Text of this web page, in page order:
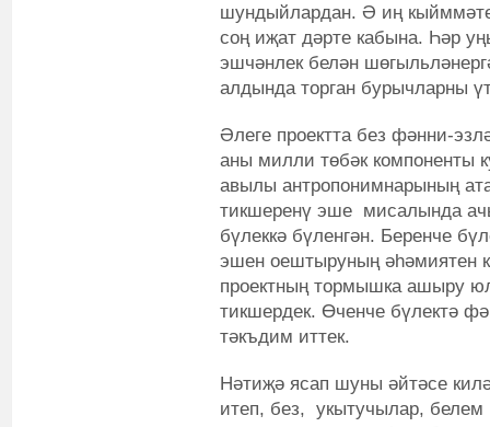
шундыйлардан. Ә иң кыйммәте
соң иҗат дәрте кабына. Һәр
эшчәнлек белән
алдында торган бурычларны
Әлеге проектта без фәнни-
аны милли төбәк компоненты
авылы антропонимнарының
тикшеренү эше мисалында
бүлеккә бүленгән. Беренче
эшен оештыруның әһәмиятен
проектның тормышка ашыру
тикшердек. Өченче бүлектә
тәкъдим иттек.
Нәтиҗә ясап шуны әйтәсе
итеп, без, укытучылар,